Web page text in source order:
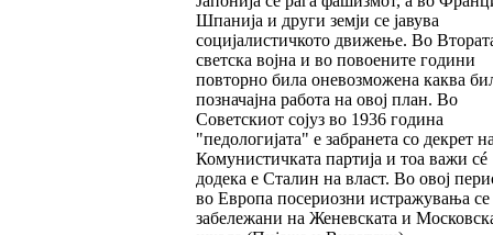
Шпанија и други земји се јавува
социјалистичкото движење. Во
светска војна и во повоените години
повторно била оневозможена каква
позначајна работа на овој план. Во
Советскиот сојуз во 1936 година
"педологијата" е забранета со декрет
Комунистичката партија и тоа важи сé
додека е Сталин на власт. Во овој
во Европа посериозни истражувања се
забележани на Женевската и